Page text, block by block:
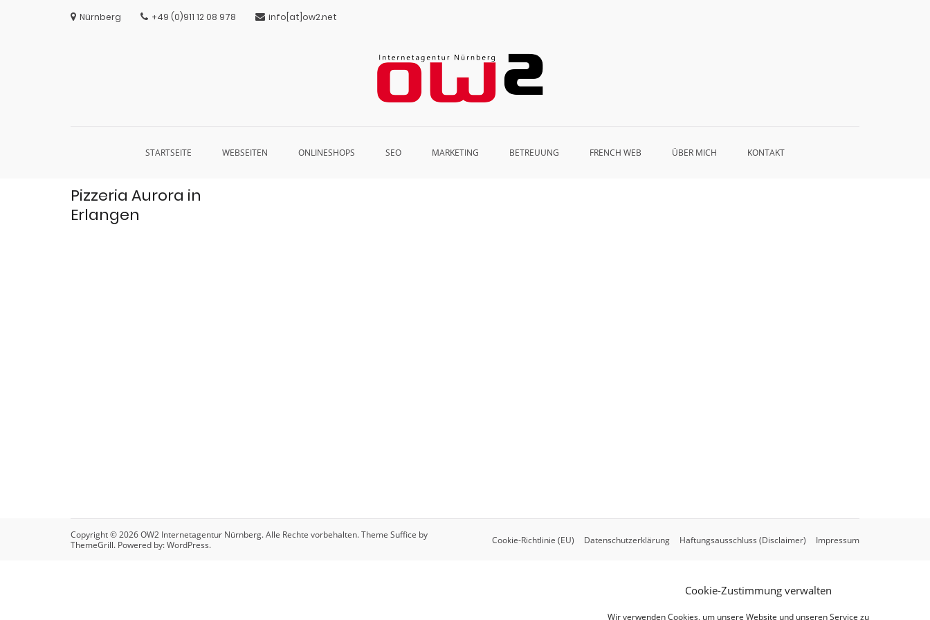
Cookie-Zustimmung verwalten
Wir verwenden Cookies, um unsere Website und unseren Service zu
Nürnberg +49 (0)911 12 08 978 info[at]ow2.net
STARTSEITE WEBSEITEN ONLINESHOPS SEO MARKETING BETREUUNG FRENCH WEB ÜBER MICH KONTAKT
Pizzeria Aurora in
Erlangen
Copyright © 2026OW2 Internetagentur Nürnberg. Alle Rechte vorbehalten. Theme Suffice by
ThemeGrill. Powered by:WordPress. Cookie-Richtlinie (EU) Datenschutzerklärung Haftungsausschluss (Disclaimer) Impressum